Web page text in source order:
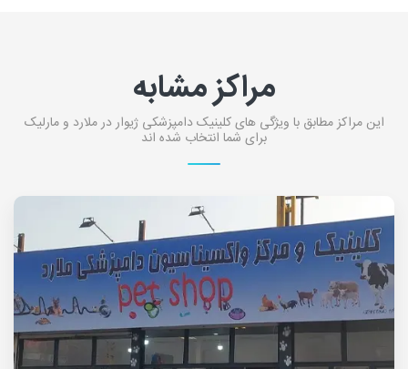
مراکز مشابه
این مراکز مطابق با ویژگی های کلینیک دامپزشکی ژیوار در ملارد و مارلیک
برای شما انتخاب شده اند